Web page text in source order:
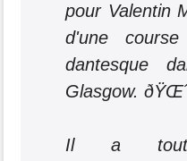
pour Valentin
d'une
dantesque
Glasgow.
Il a tout